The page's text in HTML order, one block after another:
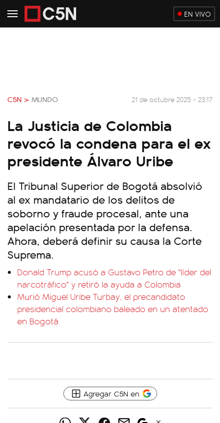
EN VIVO
C5N > MUNDO 21 de octubre 2025 - 23:17
La Justicia de Colombia
revocó la condena para el ex
presidente Álvaro Uribe
El Tribunal Superior de Bogotá absolvió
al ex mandatario de los delitos de
soborno y fraude procesal, ante una
apelación presentada por la defensa.
Ahora, deberá definir su causa la Corte
Suprema.
Donald Trump acusó a Gustavo Petro de "líder del
narcotráfico" y retiró la ayuda a Colombia
Murió Miguel Uribe Turbay, el precandidato
presidencial colombiano baleado en un atentado
en Bogotá
Agregar C5N en